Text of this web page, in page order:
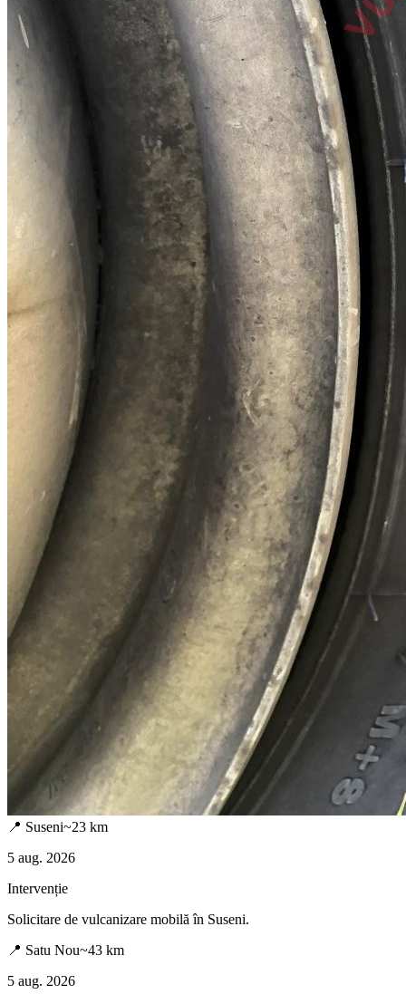
📍 Suseni~23 km
5 aug. 2026
Intervenție
Solicitare de vulcanizare mobilă în Suseni.
📍 Satu Nou~43 km
5 aug. 2026